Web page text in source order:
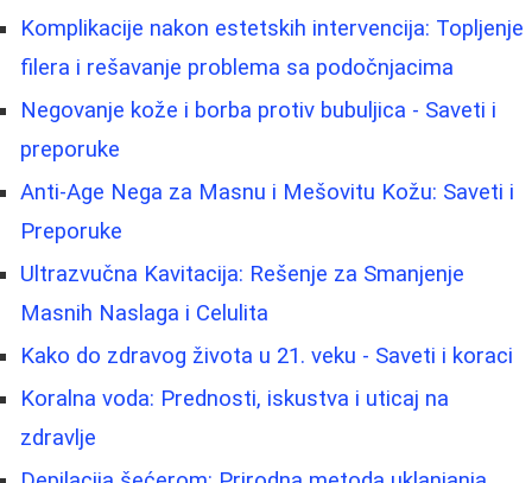
Komplikacije nakon estetskih intervencija: Topljenje
filera i rešavanje problema sa podočnjacima
Negovanje kože i borba protiv bubuljica - Saveti i
preporuke
Anti-Age Nega za Masnu i Mešovitu Kožu: Saveti i
Preporuke
Ultrazvučna Kavitacija: Rešenje za Smanjenje
Masnih Naslaga i Celulita
Kako do zdravog života u 21. veku - Saveti i koraci
Koralna voda: Prednosti, iskustva i uticaj na
zdravlje